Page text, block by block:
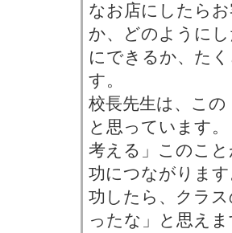
なお店にしたら
か、どのように
にできるか、た
す。
校長先生は、こ
と思っています
考える」このこ
功につながりま
功したら、クラ
ったな」と思え